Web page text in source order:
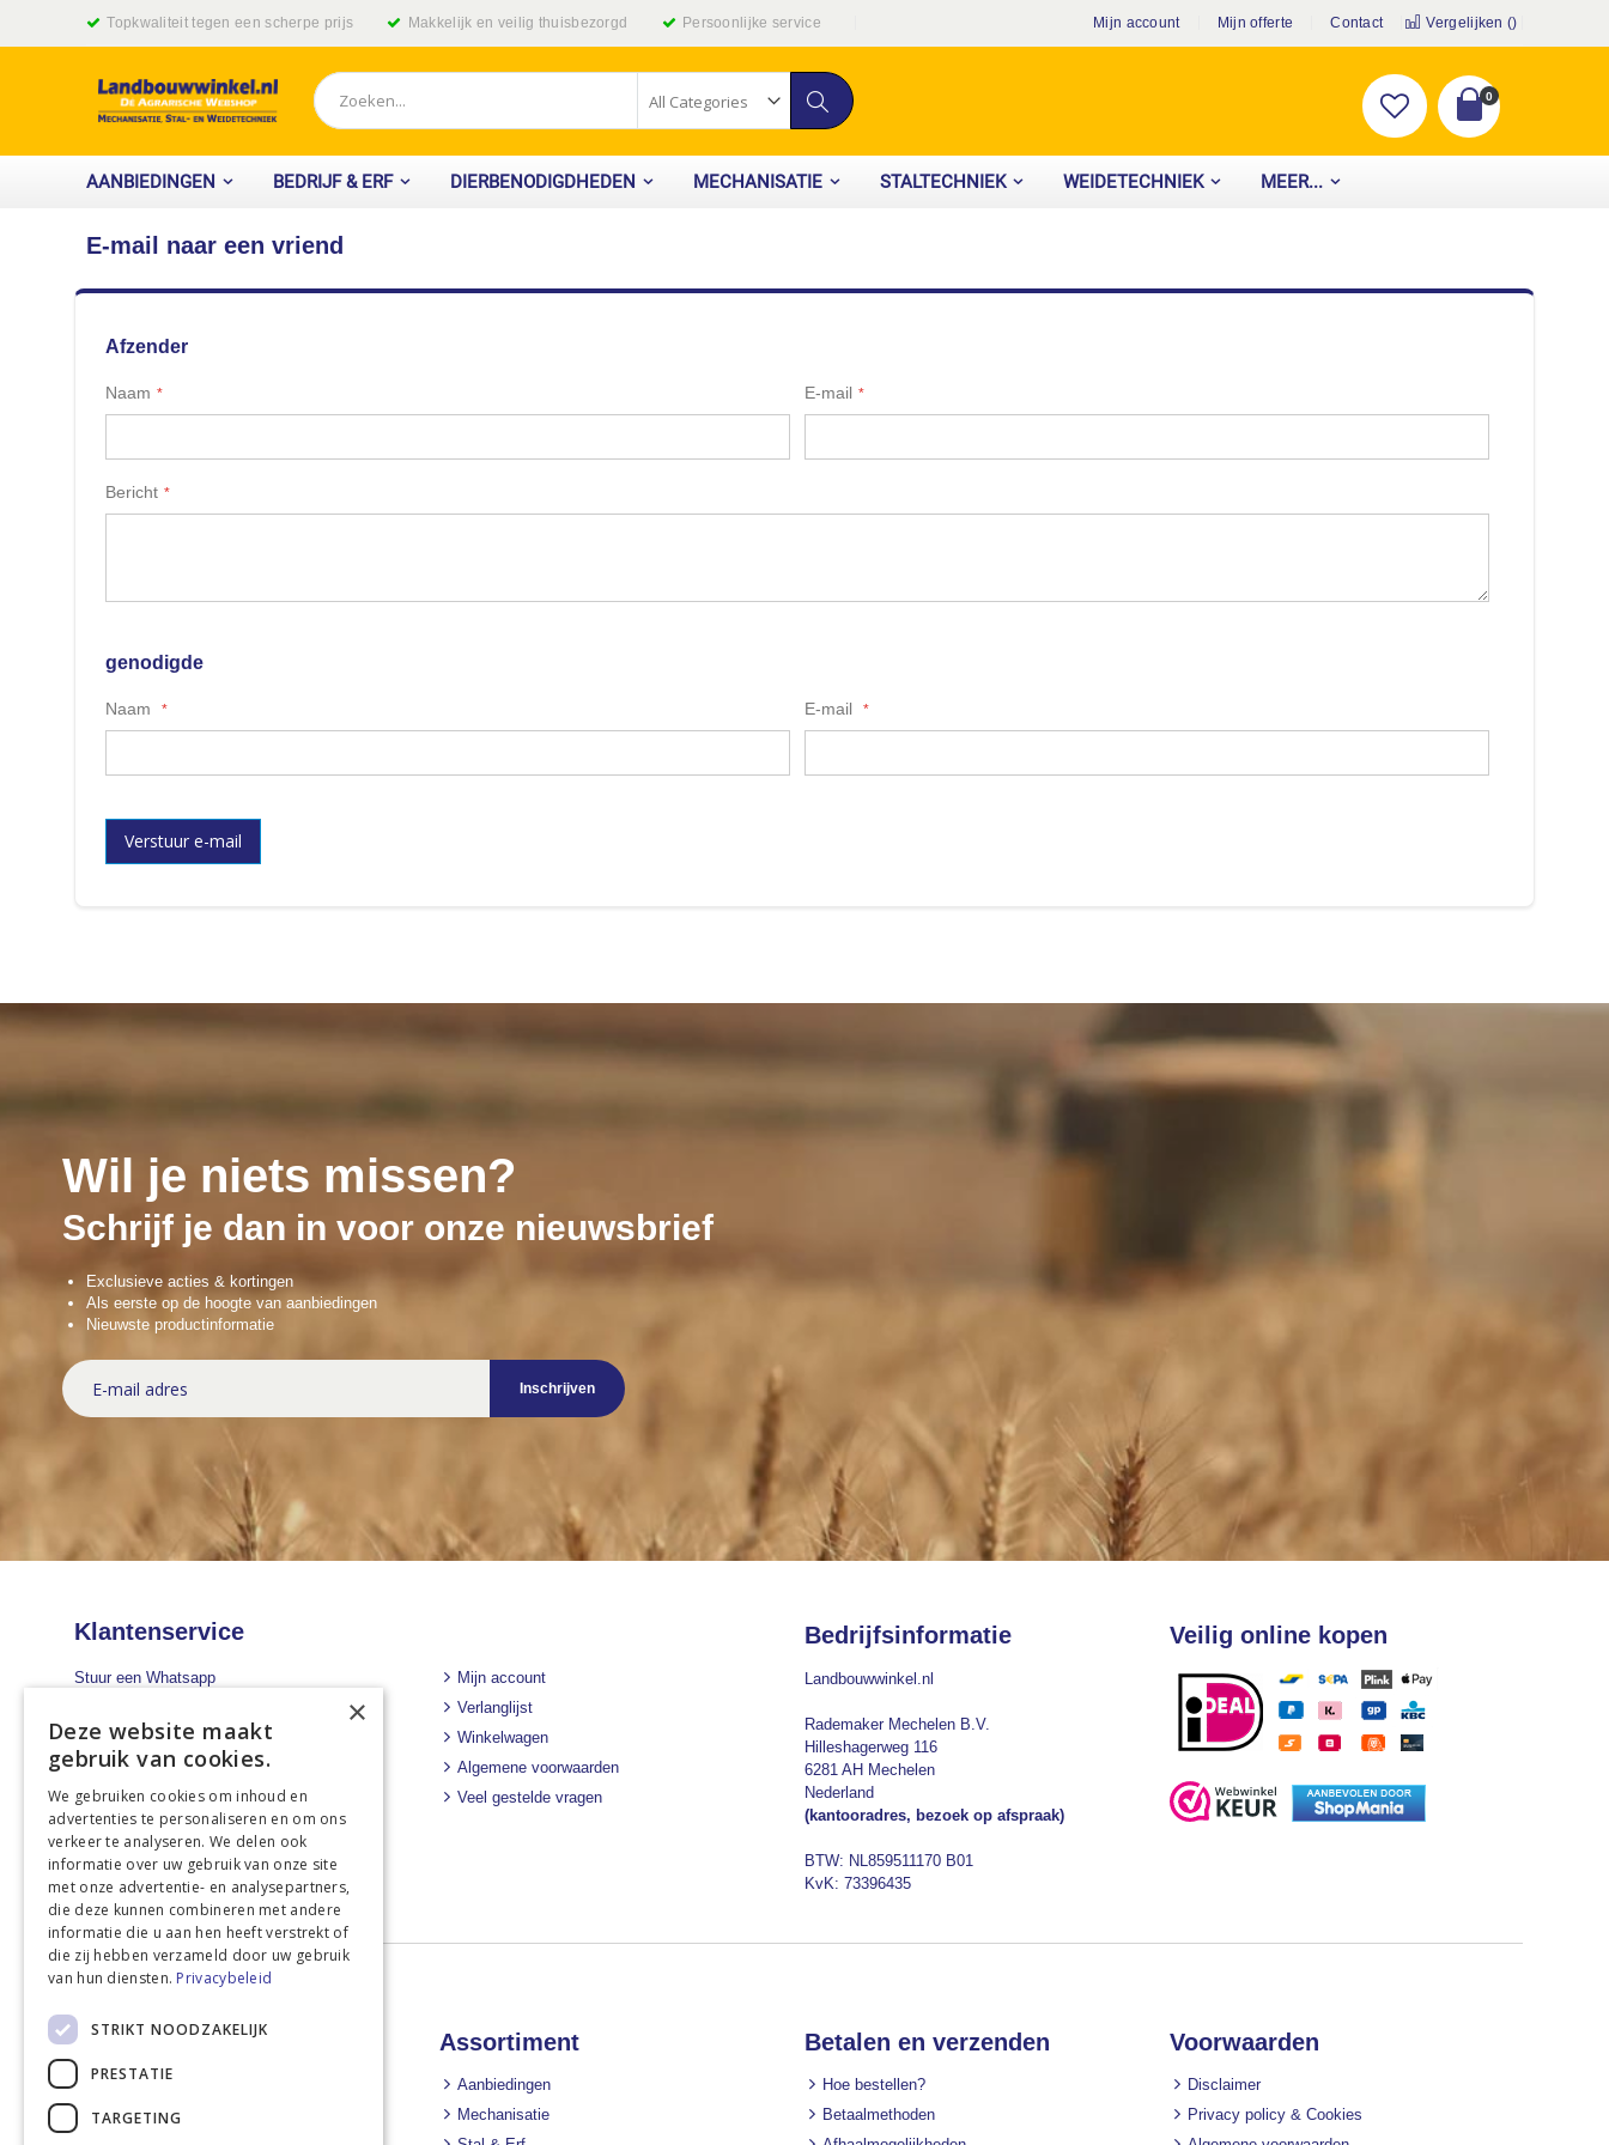
Ga
naar
inhoud
Topkwaliteit tegen een scherpe prijs Makkelijk en veilig thuisbezorgd Persoonlijke service Mijn account Mijn offerte Contact Vergelijken ()
Cart
0producten
Zoek
Zoek
AANBIEDINGEN BEDRIJF & ERF DIERBENODIGDHEDEN MECHANISATIE STALTECHNIEK WEIDETECHNIEK MEER...
E-mail naar een vriend
Afzender
Naam E-mail
Bericht
genodigde
Naam E-mail
Verstuur e-mail
Wil je niets missen?
Schrijf je dan in voor onze nieuwsbrief
Exclusieve acties & kortingen
Als eerste op de hoogte van aanbiedingen
Nieuwste productinformatie
Abonneer
u
op
Inschrijven
Klantenservice
Stuur een Whatsapp
Bel ons direct
+31 43 455 2665
Stuur een e-mail
info@landbouwwinkel.nl
Mijn account
Verlanglijst
Winkelwagen
Algemene voorwaarden
Veel gestelde vragen
Bedrijfsinformatie
Landbouwwinkel.nl
Rademaker Mechelen B.V.
Hilleshagerweg 116
6281 AH Mechelen
Nederland
(kantooradres, bezoek op afspraak)
BTW: NL859511170 B01
KvK: 73396435
Veilig online kopen
Landbouwwinkel
Nieuws
Nieuwsbrief
Assortiment
Aanbiedingen
Mechanisatie
Betalen en verzenden
Hoe bestellen?
Betaalmethoden
Voorwaarden
Disclaimer
Privacy policy & Cookies
×
Deze website maakt
gebruik van cookies.
We gebruiken cookies om inhoud en
advertenties te personaliseren en om ons
verkeer te analyseren. We delen ook
informatie over uw gebruik van onze site
met onze advertentie- en analysepartners,
die deze kunnen combineren met andere
informatie die u aan hen heeft verstrekt of
die zij hebben verzameld door uw gebruik
van hun diensten. Privacybeleid
STRIKT NOODZAKELIJK
PRESTATIE
TARGETING